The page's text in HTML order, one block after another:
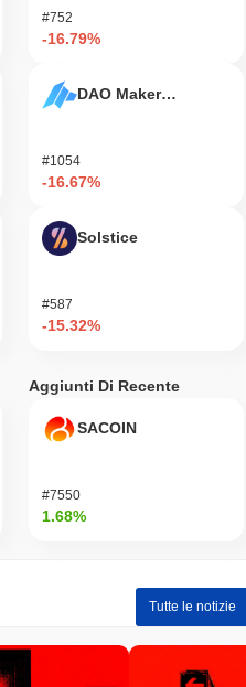
#752
-16.79%
DAO Maker Token
#1054
-16.67%
Solstice
#587
-15.32%
Aggiunti Di Recente
SACOIN
#7550
1.68%
Tutte le notizie